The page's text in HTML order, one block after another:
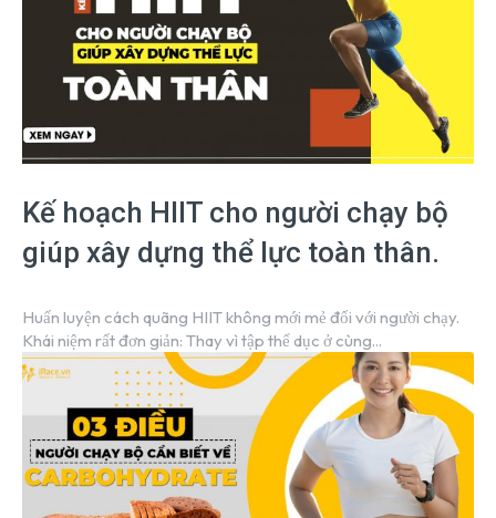
Kế hoạch HIIT cho người chạy bộ
giúp xây dựng thể lực toàn thân.
Huấn luyện cách quãng HIIT không mới mẻ đối với người chạy.
Khái niệm rất đơn giản: Thay vì tập thể dục ở cùng...